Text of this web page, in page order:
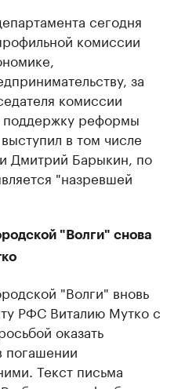
сегодня
комиссии
за
комиссии
поддержку реформы
в том числе
Дмитрий Барыкин, по
"назревшей
"Волги" снова
"Волги" вновь
РФС Виталию Мутко с
​оказать
погашении
Текст письма